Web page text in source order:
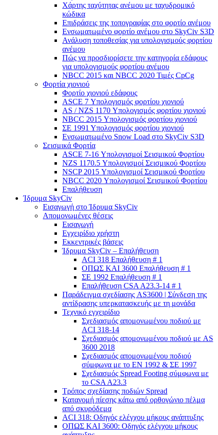
Χάρτης ταχύτητας ανέμου με ταχυδρομικό
κώδικα
Επιδράσεις της τοπογραφίας στο φορτίο ανέμου
Ενσωματωμένο φορτίο ανέμου στο SkyCiv S3D
Ανάλυση τοποθεσίας για υπολογισμούς φορτίου
ανέμου
Πώς να προσδιορίσετε την κατηγορία εδάφους
για υπολογισμούς φορτίου ανέμου
NBCC 2015 και NBCC 2020 Τιμές CpCg
Φορτία χιονιού
Φορτίο χιονιού εδάφους
ASCE 7 Υπολογισμός φορτίου χιονιού
AS / NZS 1170 Υπολογισμός φορτίου χιονιού
NBCC 2015 Υπολογισμός φορτίου χιονιού
ΣΕ 1991 Υπολογισμός φορτίου χιονιού
Ενσωματωμένο Snow Load στο SkyCiv S3D
Σεισμικά Φορτία
ASCE 7-16 Υπολογισμοί Σεισμικού Φορτίου
NZS 1170.5 Υπολογισμοί Σεισμικού Φορτίου
NSCP 2015 Υπολογισμοί Σεισμικού Φορτίου
NBCC 2020 Υπολογισμοί Σεισμικού Φορτίου
Επαλήθευση
Ίδρυμα SkyCiv
Εισαγωγή στο Ίδρυμα SkyCiv
Απομονωμένες θέσεις
Εισαγωγή
Εγχειρίδιο χρήστη
Εκκεντρικές βάσεις
Ίδρυμα SkyCiv – Επαλήθευση
ACI 318 Επαλήθευση # 1
ΟΠΩΣ ΚΑΙ 3600 Επαλήθευση # 1
ΣΕ 1992 Επαλήθευση # 1
Επαλήθευση CSA A23.3-14 # 1
Παράδειγμα σχεδίασης AS3600 | Σύνδεση της
αντίδρασης υπερκατασκευής με τη μονάδα
Τεχνικό εγχειρίδιο
Σχεδιασμός απομονωμένου ποδιού με
ACI 318-14
Σχεδιασμός απομονωμένου ποδιού με AS
3600 2018
Σχεδιασμός απομονωμένου ποδιού
σύμφωνα με το ΕΝ 1992 & ΣΕ 1997
Σχεδιασμός Spread Footing σύμφωνα με
το CSA A23.3
Τρόπος σχεδίασης ποδιών Spread
Κατανομή πίεσης κάτω από ορθογώνιο πέλμα
από σκυρόδεμα
ACI 318: Οδηγός ελέγχου μήκους ανάπτυξης
ΟΠΩΣ ΚΑΙ 3600: Οδηγός ελέγχου μήκους